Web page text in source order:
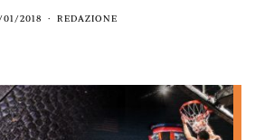
01/2018 REDAZIONE